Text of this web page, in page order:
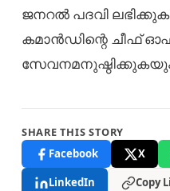
ജനറൽ പദവി
കമാൻഡിന്റെ ചീഫ് ഓഫ്
SHARE THIS STORY
Facebook
X
LinkedIn
Copy